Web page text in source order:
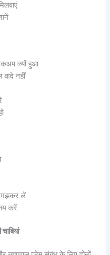
क्यों हुआ
वादे नहीं
लें
करें